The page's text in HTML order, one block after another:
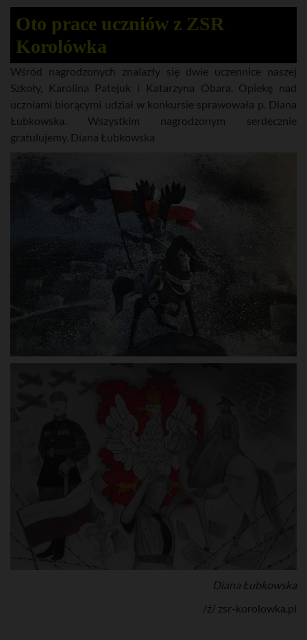
Oto prace uczniów z ZSR
Korolówka
Wśród nagrodzonych znalazły się dwie uczennice naszej
Szkoły, Karolina Patejuk i Katarzyna Obara. Opiekę nad
uczniami biorącymi udział w konkursie sprawowała p. Diana
Łubkowska. Wszystkim nagrodzonym serdecznie
gratulujemy. Diana Łubkowska
Diana Łubkowska
/ź/ zsr-korolowka.pl